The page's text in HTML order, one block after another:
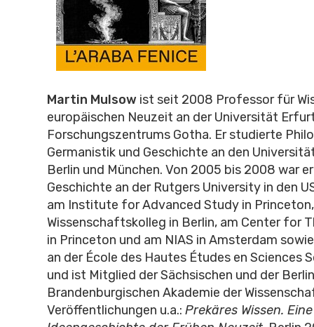
Martin Mulsowist seit 2008 Professor für
europäischen Neuzeit an der Universität
Forschungszentrums Gotha. Er studierte
Germanistik und Geschichte an den
Berlin und München. Von 2005 bis 2008 war
Geschichte an der Rutgers University in den
am Institute for Advanced Study in
Wissenschaftskolleg in Berlin, am Center for
in Princeton und am NIAS in Amsterdam
an der École des Hautes Études en Sciences
und ist Mitglied der Sächsischen und der
Brandenburgischen Akademie der
Veröffentlichungen u.a.: Prekäres Wissen.